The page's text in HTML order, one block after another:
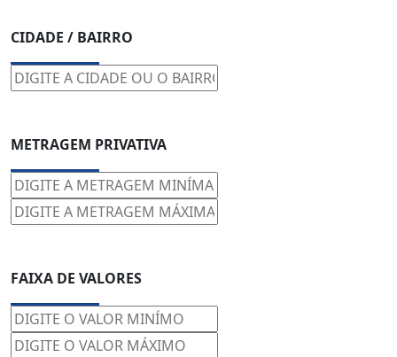
CIDADE / BAIRRO
METRAGEM PRIVATIVA
FAIXA DE VALORES